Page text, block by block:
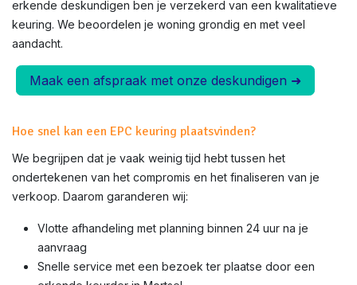
erkende deskundigen ben je verzekerd van een kwalitatieve
keuring. We beoordelen je woning grondig en met veel
aandacht.
Maak een afspraak met onze deskundigen ➜
Hoe snel kan een EPC keuring plaatsvinden?
We begrijpen dat je vaak weinig tijd hebt tussen het
ondertekenen van het compromis en het finaliseren van je
verkoop. Daarom garanderen wij:
Vlotte afhandeling met planning binnen 24 uur na je
aanvraag
Snelle service met een bezoek ter plaatse door een